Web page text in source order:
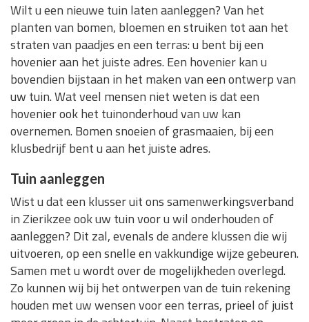
Wilt u een nieuwe tuin laten aanleggen? Van het
planten van bomen, bloemen en struiken tot aan het
straten van paadjes en een terras: u bent bij een
hovenier aan het juiste adres. Een hovenier kan u
bovendien bijstaan in het maken van een ontwerp van
uw tuin. Wat veel mensen niet weten is dat een
hovenier ook het tuinonderhoud van uw kan
overnemen. Bomen snoeien of grasmaaien, bij een
klusbedrijf bent u aan het juiste adres.
Tuin aanleggen
Wist u dat een klusser uit ons samenwerkingsverband
in Zierikzee ook uw tuin voor u wil onderhouden of
aanleggen? Dit zal, evenals de andere klussen die wij
uitvoeren, op een snelle en vakkundige wijze gebeuren.
Samen met u wordt over de mogelijkheden overlegd.
Zo kunnen wij bij het ontwerpen van de tuin rekening
houden met uw wensen voor een terras, prieel of juist